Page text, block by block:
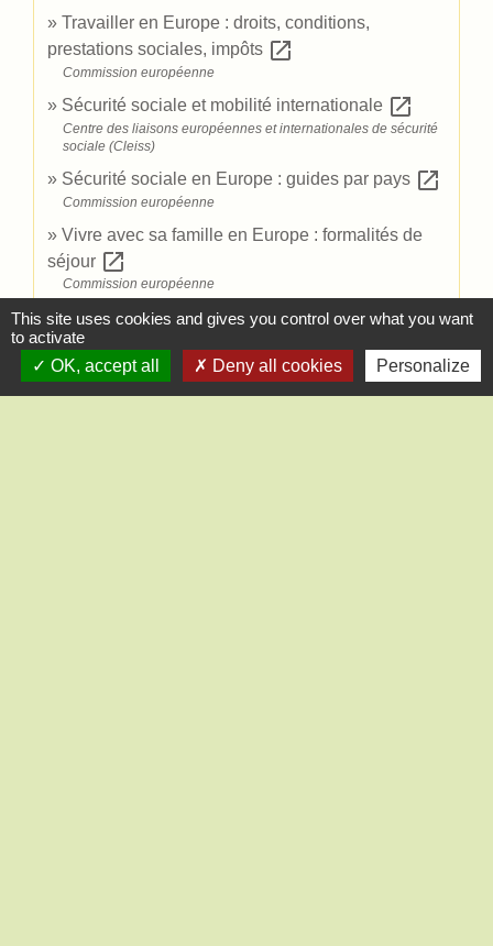
Travailler en Europe : droits, conditions,
prestations sociales, impôts open_in_new
Commission européenne
Sécurité sociale et mobilité internationale open_in_new
Centre des liaisons européennes et internationales de sécurité
sociale (Cleiss)
Sécurité sociale en Europe : guides par pays open_in_new
Commission européenne
Vivre avec sa famille en Europe : formalités de
séjour open_in_new
Commission européenne
Étrangers en Suisseopen_in_new
Confédération suisse
This site uses cookies and gives you control over what you want
to activate
OK, accept all
Deny all cookies Personalize